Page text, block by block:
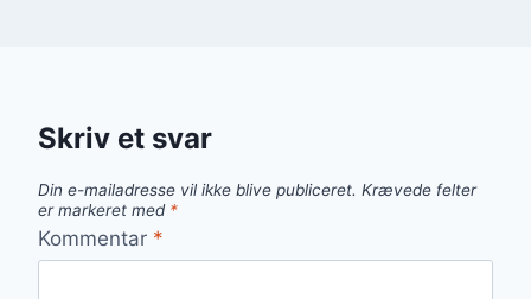
Skriv et svar
Din e-mailadresse vil ikke blive publiceret. Krævede felter
er markeret med *
Kommentar *